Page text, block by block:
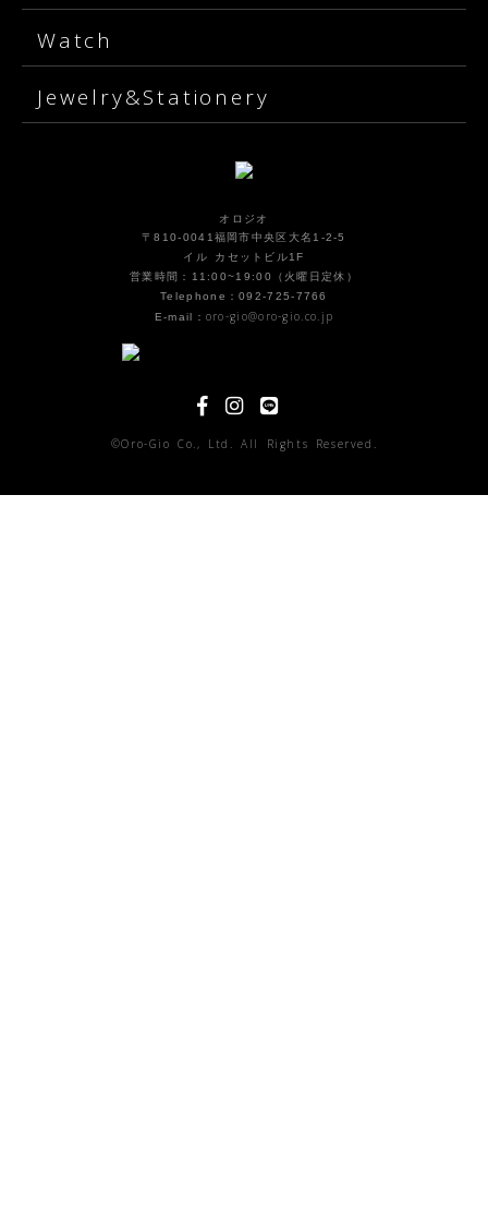
Watch
Jewelry&Stationery
オロジオ
〒810-0041福岡市中央区大名1-2-5
イル カセットビル1F
営業時間：11:00~19:00（火曜日定休）
Telephone：092-725-7766
E-mail： oro-gio@oro-gio.co.jp
©Oro-Gio Co., Ltd. All Rights Reserved.